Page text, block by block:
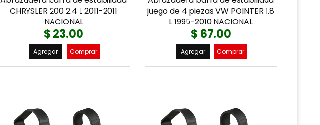
CHRYSLER 200 2.4 L 2011-2011
NACIONAL
$ 23.00
Agregar Comprar
juego de 4 piezas VW POINTER 1.8
L 1995-2010 NACIONAL
$ 67.00
Agregar Comprar